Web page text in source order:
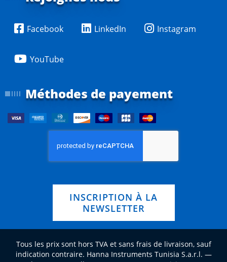
Facebook LinkedIn Instagram
YouTube
Méthodes de payement
INSCRIPTION À LA
NEWSLETTER
Tous les prix sont hors TVA et sans frais de livraison, sauf
indication contraire. Hanna Instruments Tunisia S.a.r.l. —